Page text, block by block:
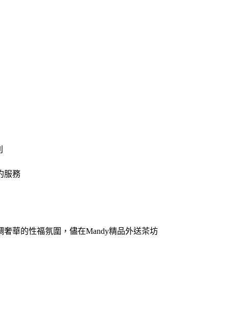
服務
華的性福氛圍，儘在Mandy精品外送茶坊